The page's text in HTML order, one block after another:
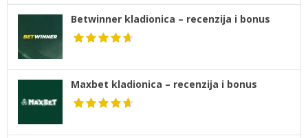
Betwinner kladionica – recenzija i bonus
Maxbet kladionica – recenzija i bonus